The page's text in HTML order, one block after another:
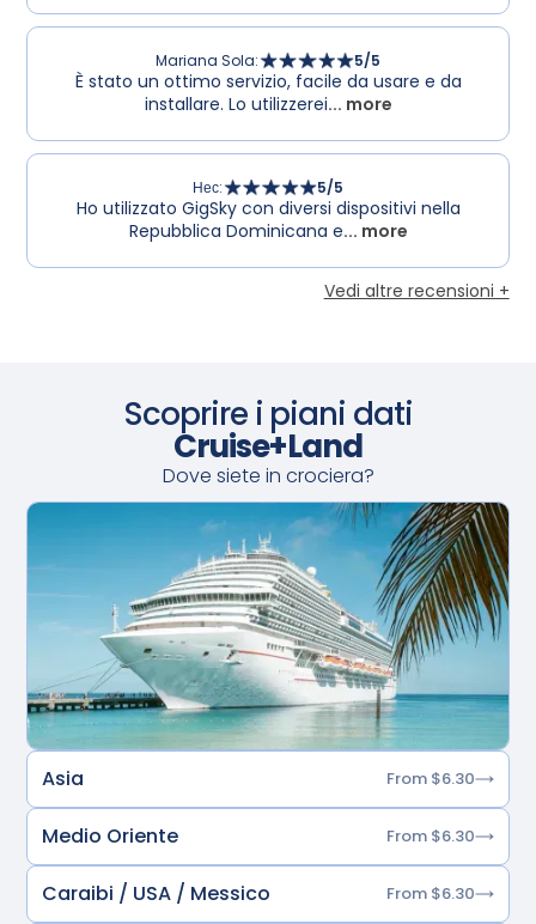
Mariana Sola: 5/5
È stato un ottimo servizio, facile da usare e da
installare. Lo utilizzerei... more
Нес: 5/5
Ho utilizzato GigSky con diversi dispositivi nella
Repubblica Dominicana e... more
Vedi altre recensioni +
Scoprire i piani dati
Cruise+Land
Dove siete in crociera?
Asia From $6.30
Medio Oriente From $6.30
Caraibi / USA / Messico From $6.30